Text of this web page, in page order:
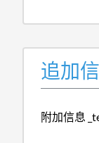
追加
附加信息